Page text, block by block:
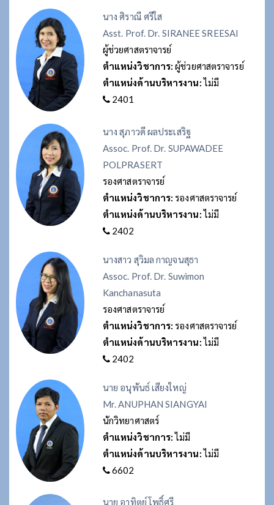
นาง ศิราณี ศรีใส
Asst. Prof. Dr. SIRANEE SREESAI
ผู้ช่วยศาสตราจารย์
ตำแหน่งวิชาการ: ผู้ช่วยศาสตราจารย์
ตำแหน่งด้านบริหารงาน:ไม่มี
2401
นาง สุภาวดี ผลประเสริฐ
Assoc. Prof. Dr. SUPAWADEE
POLPRASERT
รองศาสตราจารย์
ตำแหน่งวิชาการ: รองศาสตราจารย์
ตำแหน่งด้านบริหารงาน:ไม่มี
2402
นางสาว สุวิมล กาญจนสุธา
Assoc. Prof. Dr. Suwimon
Kanchanasuta
รองศาสตราจารย์
ตำแหน่งวิชาการ: รองศาสตราจารย์
ตำแหน่งด้านบริหารงาน:ไม่มี
2402
นาย อนุพันธ์ เสียงใหญ่
Mr. ANUPHAN SIANGYAI
นักวิทยาศาสตร์
ตำแหน่งวิชาการ:ไม่มี
ตำแหน่งด้านบริหารงาน:ไม่มี
6602
นาย อาทิตย์ โพธิ์ศรี